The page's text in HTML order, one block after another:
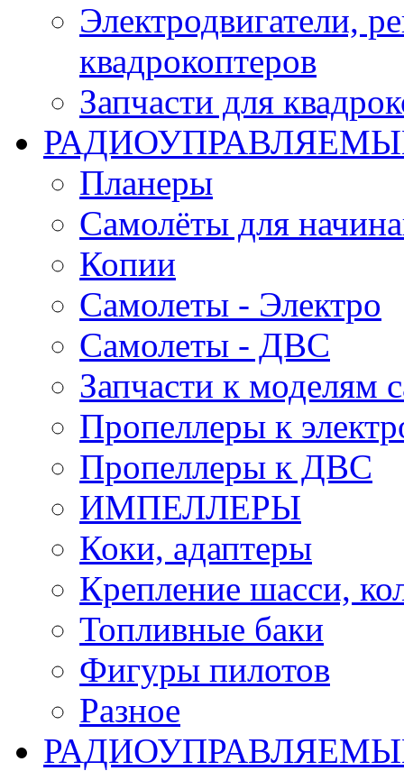
Электродвигатели,
квадрокоптеров
Запчасти для
Планеры
Самолёты для
Копии
Самолеты - Электро
Самолеты - ДВС
Запчасти к моделям
Пропеллеры к
Пропеллеры к ДВС
ИМПЕЛЛЕРЫ
Коки, адаптеры
Крепление шасси,
Топливные баки
Фигуры пилотов
Разное